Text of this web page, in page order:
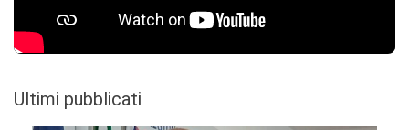
Ultimi pubblicati